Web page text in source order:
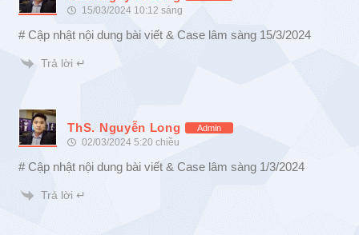
15/03/2024 10:12 sáng
# Cập nhật nội dung bài viết & Case lâm sàng 15/3/2024
Trả lời ↵
ThS. Nguyễn Long Admin
02/03/2024 5:20 chiều
# Cập nhật nội dung bài viết & Case lâm sàng 1/3/2024
Trả lời ↵